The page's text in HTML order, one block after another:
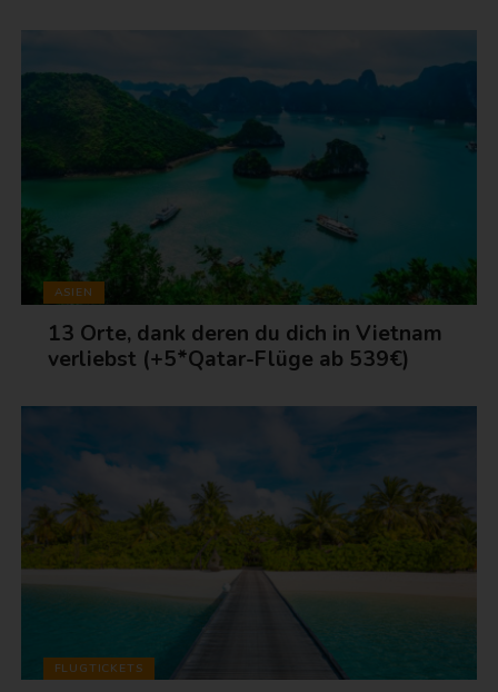
ASIEN
13 Orte, dank deren du dich in Vietnam
verliebst (+5*Qatar-Flüge ab 539€)
FLUGTICKETS